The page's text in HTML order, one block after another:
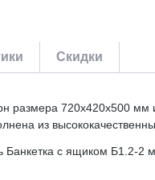
Скидки
размера 720х420х500 мм
из
с ящиком Б1.2-2